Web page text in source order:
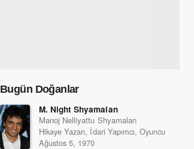
Bugün Doğanlar
M. Night Shyamalan
Manoj Nelliyattu Shyamalan
Hikaye Yazarı, İdari Yapımcı, Oyuncu
Ağustos 5, 1970